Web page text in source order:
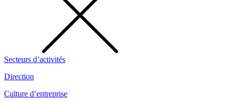
Secteurs d’activités
Direction
Culture d’entreprise